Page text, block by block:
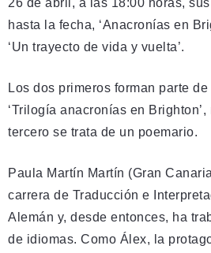
hasta la fecha, ‘Anacronías en
‘Un trayecto de vida y vuelta’.
Los dos primeros forman parte
‘Trilogía anacronías en Brighton’,
tercero se trata de un poemario.
Paula Martín Martín (Gran
carrera de Traducción e
Alemán y, desde entonces, ha
de idiomas. Como Álex, la